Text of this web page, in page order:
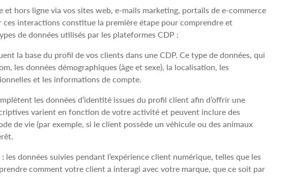
hors ligne via vos sites web, e‑mails marketing, portails de e‑commerce
interactions constitue la première étape pour comprendre et
de données utilisés par les plateformes CDP :
la base du profil de vos clients dans une CDP. Ce type de données, qui
les données démographiques (âge et sexe), la localisation, les
et les informations de compte.
les données d’identité issues du profil client afin d’offrir une
varient en fonction de votre activité et peuvent inclure des
de vie (par exemple, si le client possède un véhicule ou des animaux
les données suivies pendant l’expérience client numérique, telles que les
comment votre client a interagi avec votre marque, que ce soit par